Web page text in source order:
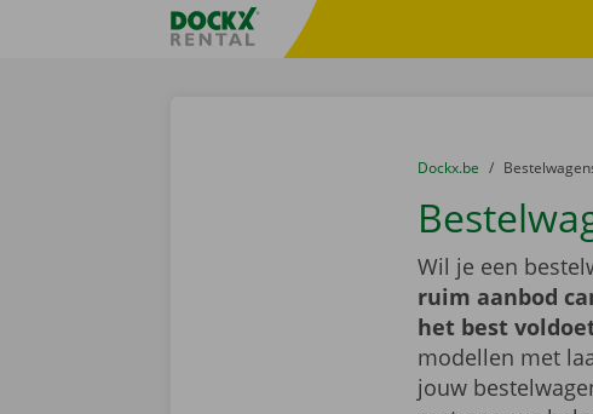
Taalselectie overslaanFratello DEMO
U bevindt zich hier:
van
Dockx.be naar
Wil je een
ruim aanbod
het best
modellen met
jouw